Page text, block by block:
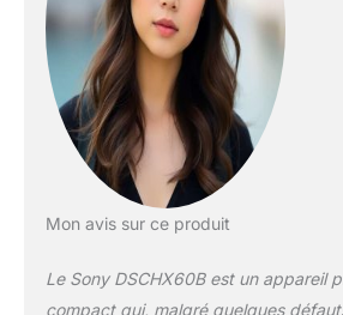
Mon avis sur ce produit
Le Sony DSCHX60B est un appareil
compact qui, malgré quelques